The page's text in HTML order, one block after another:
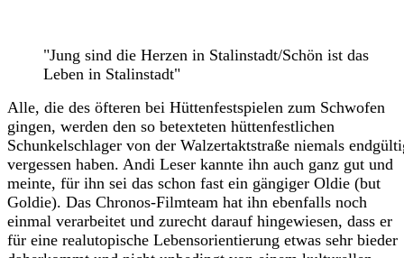
"Jung sind die Herzen in Stalinstadt/Schön ist das
Leben in Stalinstadt"
Alle, die des öfteren bei Hüttenfestspielen zum Schwofen
gingen, werden den so betexteten hüttenfestlichen
Schunkelschlager von der Walzertaktstraße niemals
vergessen haben. Andi Leser kannte ihn auch ganz gut und
meinte, für ihn sei das schon fast ein gängiger Oldie (but
Goldie). Das Chronos-Filmteam hat ihn ebenfalls noch
einmal verarbeitet und zurecht darauf hingewiesen, dass er
für eine realutopische Lebensorientierung etwas sehr bieder